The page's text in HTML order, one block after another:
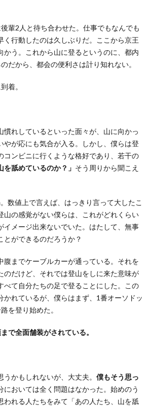
輩2人と待ち合わせた。仕事でもなんでも
く行動したのは久しぶりだ。ここから京王
かう。これから山に登るというのに、都内
だから、都会の便利さは計り知れない。
着。
慣れしているといった面々が、山に向かっ
やが応にも気合が入る。しかし、僕らは登
コンビニに行くような格好であり、若干の
を舐めているのか？」 そう周りから聞こえ
数値上で言えば、はっきり言って大したこ
山の感覚がない僕らは、これがどれくらい
イメージ出来ないでいた。はたして、無事
とができるのだろうか？
腹までケーブルカーが通っている。それを
のだけど、それでは登山をしに来た意味が
べて自分たちの足で登ることにした。この
かれているが、僕らはまず、1番オーソドッ
を登り始めた。
で全面舗装がされている。
かもしれないが、大丈夫。 僕もそう思っ
においては全く問題はなかった。始めのう
われる人たちをみて「あの人たち、山を舐